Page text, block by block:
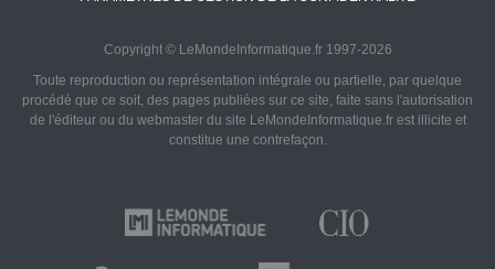
Copyright © LeMondeInformatique.fr 1997-2026
Toute reproduction ou représentation intégrale ou partielle, par quelque
procédé que ce soit, des pages publiées sur ce site, faite sans l'autorisation
de l'éditeur ou du webmaster du site LeMondeInformatique.fr est illicite et
constitue une contrefaçon.